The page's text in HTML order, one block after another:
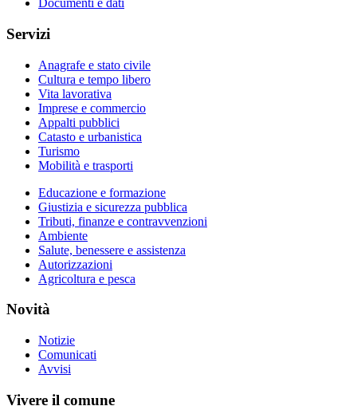
Documenti e dati
Servizi
Anagrafe e stato civile
Cultura e tempo libero
Vita lavorativa
Imprese e commercio
Appalti pubblici
Catasto e urbanistica
Turismo
Mobilità e trasporti
Educazione e formazione
Giustizia e sicurezza pubblica
Tributi, finanze e contravvenzioni
Ambiente
Salute, benessere e assistenza
Autorizzazioni
Agricoltura e pesca
Novità
Notizie
Comunicati
Avvisi
Vivere il comune